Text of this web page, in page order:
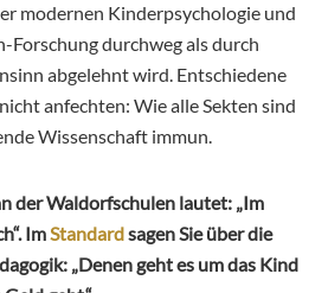
modernen Kinderpsychologie und
Forschung durchweg als durch
abgelehnt wird. Entschiedene
anfechten: Wie alle Sekten sind
Wissenschaft immun.
der Waldorfschulen lautet: „Im
ImStandardsagen Sie über die
„Denen geht es um das Kind